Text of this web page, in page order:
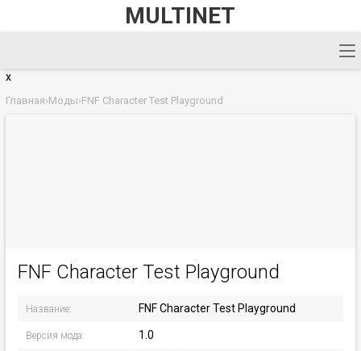
MULTINET
x
Главная›Моды›FNF Character Test Playground
FNF Character Test Playground
Название: FNF Character Test Playground
Версия мода: 1.0